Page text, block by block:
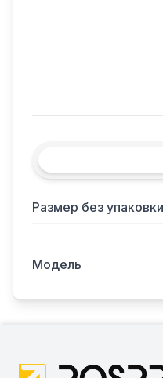
Размер без упаковки
Модель